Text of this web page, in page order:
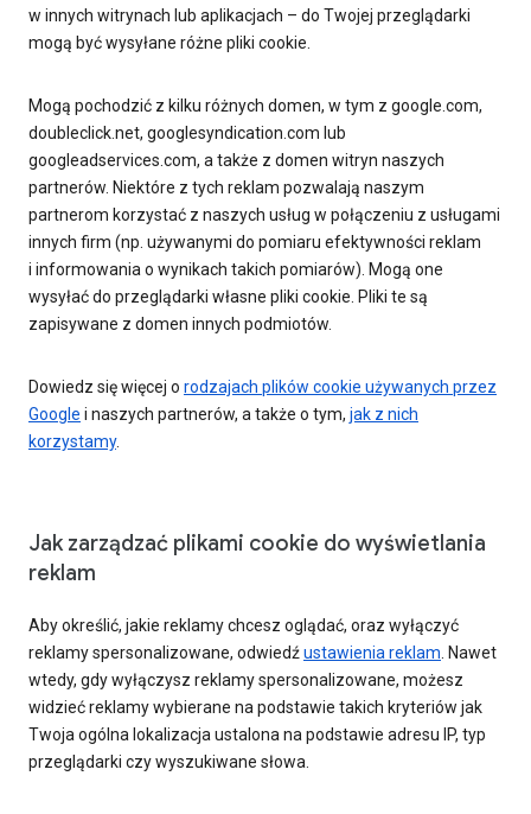
w innych witrynach lub aplikacjach – do Twojej przeglądarki
mogą być wysyłane różne pliki cookie.
Mogą pochodzić z kilku różnych domen, w tym z google.com,
doubleclick.net, googlesyndication.com lub
googleadservices.com, a także z domen witryn naszych
partnerów. Niektóre z tych reklam pozwalają naszym
partnerom korzystać z naszych usług w połączeniu z usługami
innych firm (np. używanymi do pomiaru efektywności reklam
i informowania o wynikach takich pomiarów). Mogą one
wysyłać do przeglądarki własne pliki cookie. Pliki te są
zapisywane z domen innych podmiotów.
Dowiedz się więcej o rodzajach plików cookie używanych przez
Google i naszych partnerów, a także o tym, jak z nich
korzystamy.
Jak zarządzać plikami cookie do wyświetlania
reklam
Aby określić, jakie reklamy chcesz oglądać, oraz wyłączyć
reklamy spersonalizowane, odwiedźustawienia reklam. Nawet
wtedy, gdy wyłączysz reklamy spersonalizowane, możesz
widzieć reklamy wybierane na podstawie takich kryteriów jak
Twoja ogólna lokalizacja ustalona na podstawie adresu IP, typ
przeglądarki czy wyszukiwane słowa.